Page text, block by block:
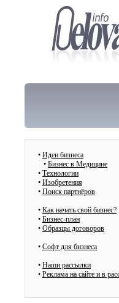
• Идеи бизнеса
• Бизнес в Медицине
• Технологии
• Изобретения
• Поиск партнёров
• Как начать свой бизнес?
• Бизнес-план
• Образцы договоров
• Cофт для бизнеса
• Наши рассылки
• Реклама на сайте и в